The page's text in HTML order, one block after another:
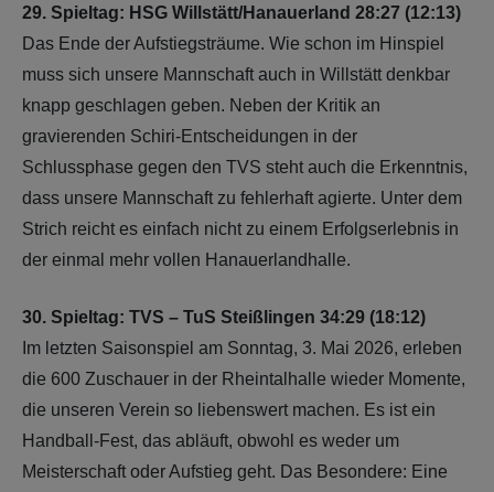
29. Spieltag: HSG Willstätt/Hanauerland 28:27 (12:13)
Das Ende der Aufstiegsträume. Wie schon im Hinspiel
muss sich unsere Mannschaft auch in Willstätt denkbar
knapp geschlagen geben. Neben der Kritik an
gravierenden Schiri-Entscheidungen in der
Schlussphase gegen den TVS steht auch die Erkenntnis,
dass unsere Mannschaft zu fehlerhaft agierte. Unter dem
Strich reicht es einfach nicht zu einem Erfolgserlebnis in
der einmal mehr vollen Hanauerlandhalle.
30. Spieltag: TVS – TuS Steißlingen 34:29 (18:12)
Im letzten Saisonspiel am Sonntag, 3. Mai 2026, erleben
die 600 Zuschauer in der Rheintalhalle wieder Momente,
die unseren Verein so liebenswert machen. Es ist ein
Handball-Fest, das abläuft, obwohl es weder um
Meisterschaft oder Aufstieg geht. Das Besondere: Eine